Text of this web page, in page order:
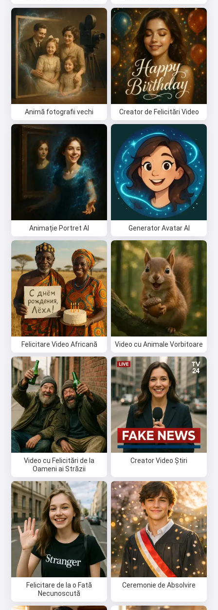
Animă fotografii vechi Creator de Felicitări Video
Animație Portret AI Generator Avatar AI
Felicitare Video Africană Video cu Animale Vorbitoare
Video cu Felicitări de la
Oameni ai Străzii
Creator Video Știri
Felicitare de la o Fată
Necunoscută
Ceremonie de Absolvire